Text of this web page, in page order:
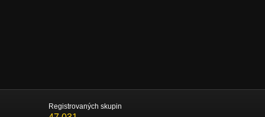
Registrovaných skupin